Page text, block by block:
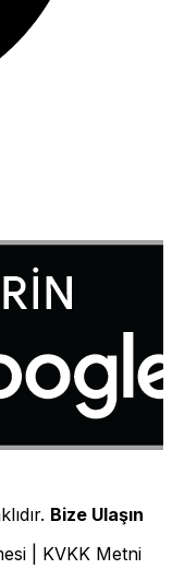
Bize Ulaşın
KVKK Metni